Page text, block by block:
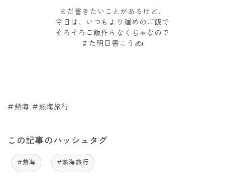
まだ書きたいことがあるけど、
今日は、いつもより遅めのご飯で
そろそろご飯作らなくちゃなので
また明日書こう✍️
#熱海 #熱海旅行
この記事のハッシュタグ
#熱海 #熱海旅行